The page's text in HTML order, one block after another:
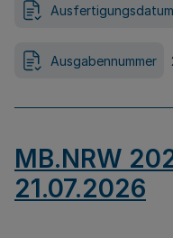
Ausfertigungsdatum
Ausgabennummer
MB.NRW
21.07.2026